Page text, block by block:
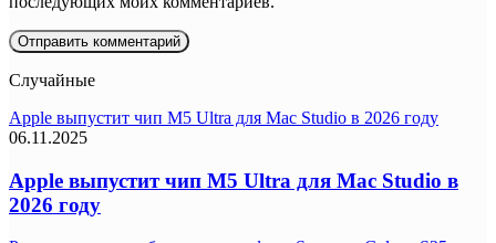
Случайные
Apple выпустит чип M5 Ultra для Mac Studio в 2026 году
06.11.2025
Apple выпустит чип M5 Ultra для Mac Studio в
2026 году